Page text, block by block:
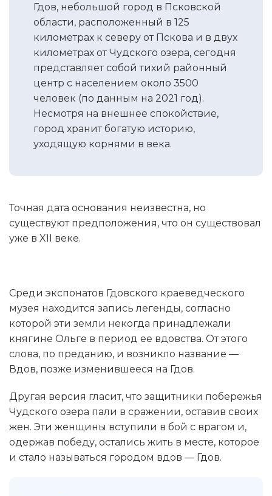
Гдов, небольшой город в Псковской
области, расположенный в 125
километрах к северу от Пскова и в двух
километрах от Чудского озера, сегодня
представляет собой тихий районный
центр с населением около 3500
человек (по данным на 2021 год).
Несмотря на внешнее спокойствие,
город хранит богатую историю,
уходящую корнями в века.
Точная дата основания неизвестна, но
существуют предположения, что он существовал
уже в XII веке.
Среди экспонатов Гдовского краеведческого
музея находится запись легенды, согласно
которой эти земли некогда принадлежали
княгине Ольге в период ее вдовства. От этого
слова, по преданию, и возникло название —
Вдов, позже изменившееся на Гдов.
Другая версия гласит, что защитники побережья
Чудского озера пали в сражении, оставив своих
жен. Эти женщины вступили в бой с врагом и,
одержав победу, остались жить в месте, которое
и стало называться городом вдов — Гдов.